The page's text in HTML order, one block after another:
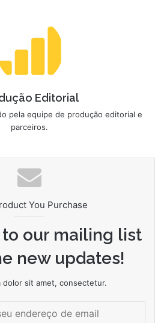
Editorial
pela equipe de produção editorial e
parceiros.
You Purchase
our mailing list
new updates!
dolor sit amet, consectetur.